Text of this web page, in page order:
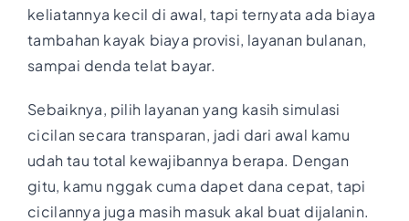
keliatannya kecil di awal, tapi ternyata ada biaya
tambahan kayak biaya provisi, layanan bulanan,
sampai denda telat bayar.
Sebaiknya, pilih layanan yang kasih simulasi
cicilan secara transparan, jadi dari awal kamu
udah tau total kewajibannya berapa. Dengan
gitu, kamu nggak cuma dapet dana cepat, tapi
cicilannya juga masih masuk akal buat dijalanin.